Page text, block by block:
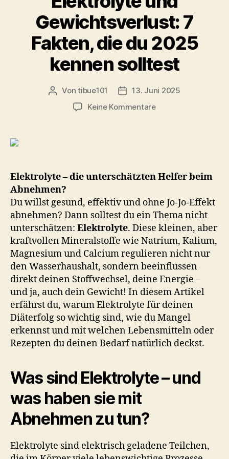
o
kGewichtsverlust: 7
Fakten, die du 2025
kennen solltest
Beitragsautor
Vontibue101 Veröffentlichungsdatum
13. Juni 2025
Keine Kommentarezu
die
2025
kennen
solltest
Elektrolyte – die unterschätzten Helfer beim
Abnehmen?
Du willst gesund, effektiv und ohne Jo-Jo-Effekt
abnehmen? Dann solltest du ein Thema nicht
unterschätzen: Elektrolyte. Diese kleinen, aber
kraftvollen Mineralstoffe wie Natrium, Kalium,
Magnesium und Calcium regulieren nicht nur
den Wasserhaushalt, sondern beeinflussen
direkt deinen Stoffwechsel, deine Energie –
und ja, auch dein Gewicht! In diesem Artikel
erfährst du, warum Elektrolyte für deinen
Diäterfolg so wichtig sind, wie du Mangel
erkennst und mit welchen Lebensmitteln oder
Rezepten du deinen Bedarf natürlich deckst.
Was sind Elektrolyte – und
was haben sie mit
Abnehmen zu tun?
Elektrolyte sind elektrisch geladene Teilchen,